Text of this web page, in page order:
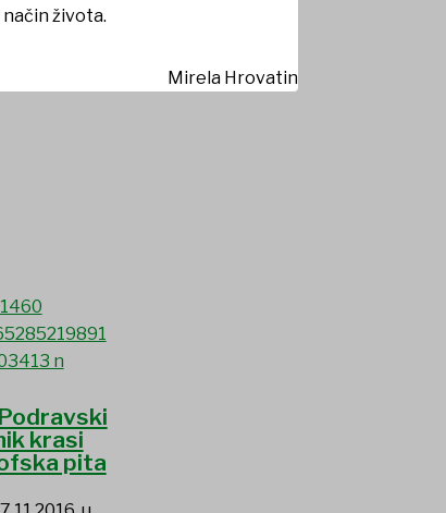
života.
Mirela Hrovatin
krasi
pita